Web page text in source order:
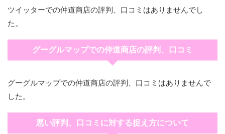
ツイッターでの仲道商店の評判、口コミはありませんでし
た。
グーグルマップでの仲道商店の評判、口コミ
グーグルマップでの仲道商店の評判、口コミはありませんで
した。
悪い評判、口コミに対する捉え方について